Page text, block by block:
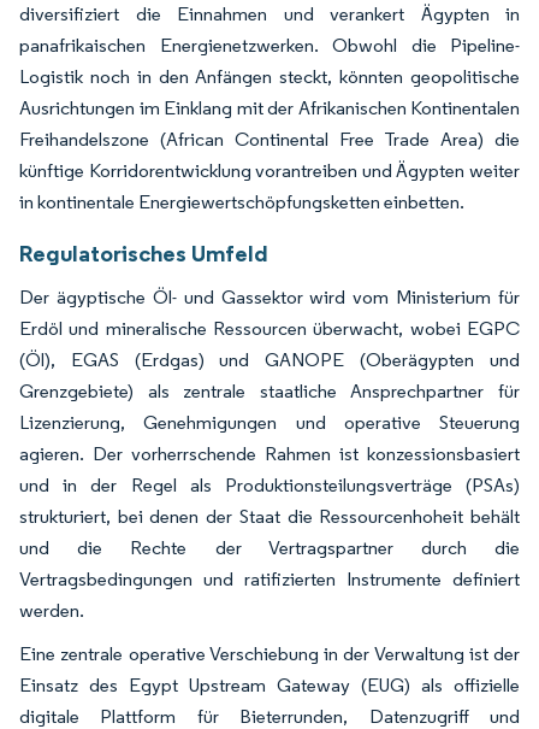
diversifiziert die Einnahmen und verankert Ägypten in
panafrikaischen Energienetzwerken. Obwohl die Pipeline-
Logistik noch in den Anfängen steckt, könnten geopolitische
Ausrichtungen im Einklang mit der Afrikanischen Kontinentalen
Freihandelszone (African Continental Free Trade Area) die
künftige Korridorentwicklung vorantreiben und Ägypten weiter
in kontinentale Energiewertschöpfungsketten einbetten.
Regulatorisches Umfeld
Der ägyptische Öl- und Gassektor wird vom Ministerium für
Erdöl und mineralische Ressourcen überwacht, wobei EGPC
(Öl), EGAS (Erdgas) und GANOPE (Oberägypten und
Grenzgebiete) als zentrale staatliche Ansprechpartner für
Lizenzierung, Genehmigungen und operative Steuerung
agieren. Der vorherrschende Rahmen ist konzessionsbasiert
und in der Regel als Produktionsteilungsverträge (PSAs)
strukturiert, bei denen der Staat die Ressourcenhoheit behält
und die Rechte der Vertragspartner durch die
Vertragsbedingungen und ratifizierten Instrumente definiert
werden.
Eine zentrale operative Verschiebung in der Verwaltung ist der
Einsatz des Egypt Upstream Gateway (EUG) als offizielle
digitale Plattform für Bieterrunden, Datenzugriff und